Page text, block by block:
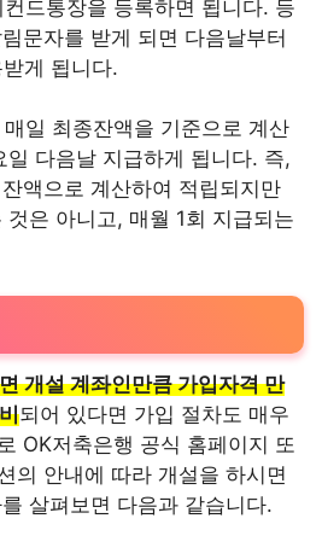
드통장을 등록하면 됩니다. 등
문자를 받게 되면 다음날부터
게 됩니다.
일 최종잔액을 기준으로 계산
다음날 지급하게 됩니다. 즉,
액으로 계산하여 적립되지만
은 아니고, 매월 1회 지급되는
개설 계좌인만큼 가입자격 만
되어 있다면 가입 절차도 매우
OK저축은행 공식 홈페이지 또
의 안내에 따라 개설을 하시면
살펴보면 다음과 같습니다.